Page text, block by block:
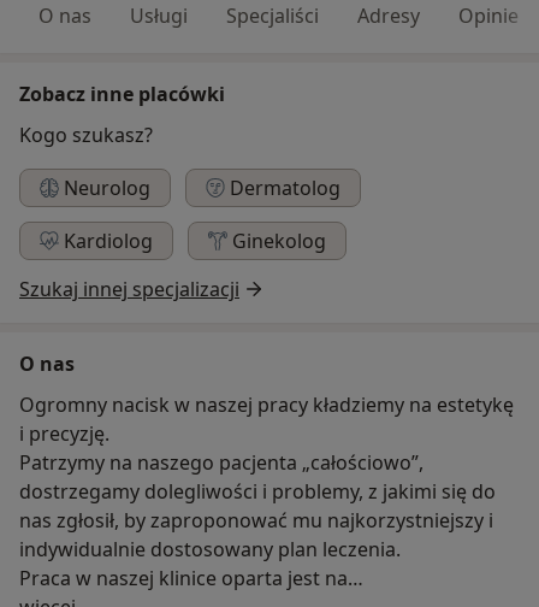
O nas Usługi Specjaliści Adresy Opinie
Zobacz inne placówki
Kogo szukasz?
Neurolog
Dermatolog
Kardiolog
Ginekolog
Szukaj innej specjalizacji
O nas
Ogromny nacisk w naszej pracy kładziemy na estetykę
i precyzję.
Patrzymy na naszego pacjenta „całościowo”,
dostrzegamy dolegliwości i problemy, z jakimi się do
nas zgłosił, by zaproponować mu najkorzystniejszy i
indywidualnie dostosowany plan leczenia.
Praca w naszej klinice oparta jest na